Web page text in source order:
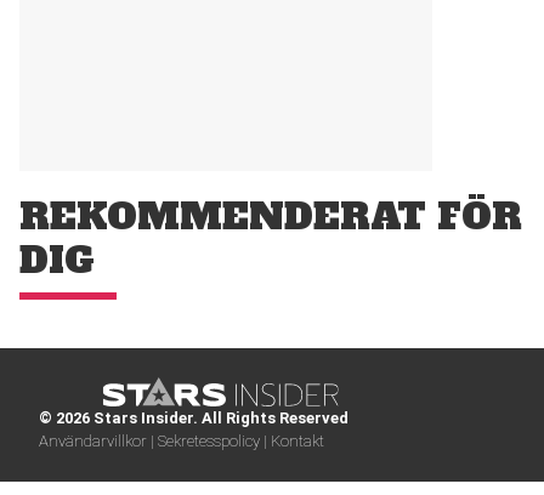
REKOMMENDERAT FÖR
DIG
© 2026 Stars Insider. All Rights Reserved
Användarvillkor | Sekretesspolicy | Kontakt